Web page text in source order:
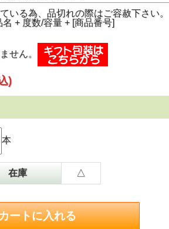
いる為、品切れの際はご容赦下さい。
+ 度数/容量 + [商品番号]
せん。
)
本
在庫 △